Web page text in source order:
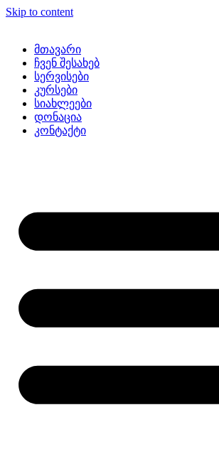
Skip to content
მთავარი
ჩვენ შესახებ
სერვისები
კურსები
სიახლეები
დონაცია
კონტაქტი